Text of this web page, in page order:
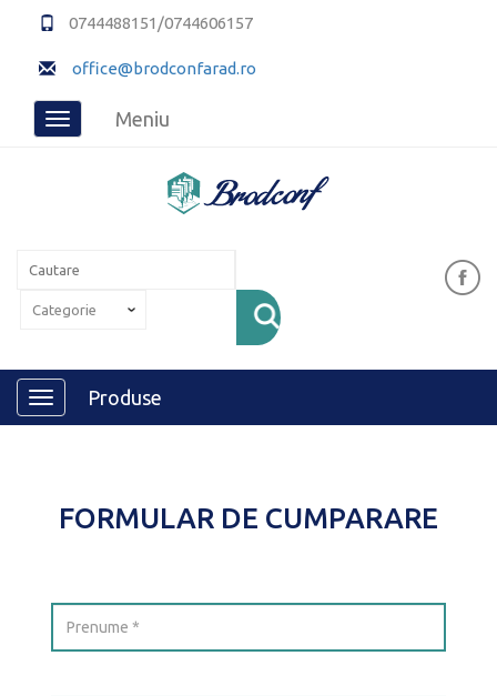
0744488151/0744606157
office@brodconfarad.ro
Toggle
Meniu
Toggle
navigation
Produse
FORMULAR DE CUMPARARE